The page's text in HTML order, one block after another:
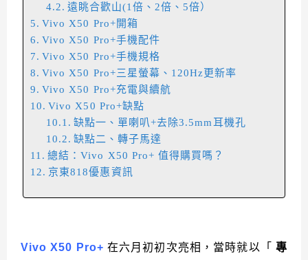
遠眺合歡山(1倍、2倍、5倍）
Vivo X50 Pro+開箱
Vivo X50 Pro+手機配件
Vivo X50 Pro+手機規格
Vivo X50 Pro+三星螢幕、120Hz更新率
Vivo X50 Pro+充電與續航
Vivo X50 Pro+缺點
缺點一、單喇叭+去除3.5mm耳機孔
缺點二、轉子馬達
總結：Vivo X50 Pro+ 值得購買嗎？
京東818優惠資訊
Vivo X50 Pro+ 在六月初初次亮相，當時就以「 專